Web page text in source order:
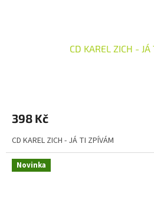
CD KAREL ZICH -
398 Kč
CD KAREL ZICH - JÁ TI ZPÍVÁM
Novinka